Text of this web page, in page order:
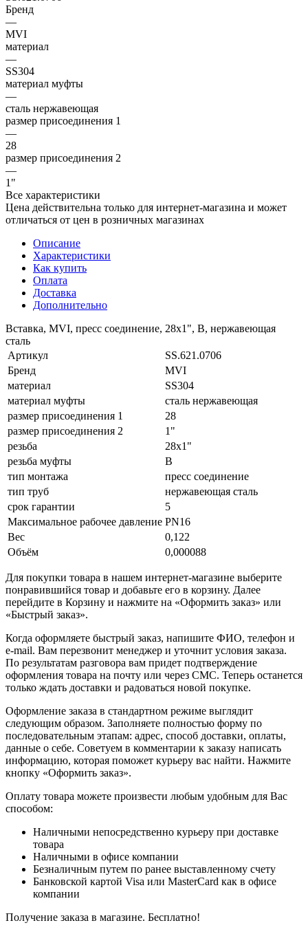
Бренд
—
MVI
материал
—
SS304
материал муфты
—
сталь нержавеющая
размер присоединения 1
—
28
размер присоединения 2
—
1"
Все характеристики
Цена действительна только для интернет-магазина и может
отличаться от цен в розничных магазинах
Описание
Характеристики
Как купить
Оплата
Доставка
Дополнительно
Вставка, MVI, пресс соединение, 28х1", В, нержавеющая
сталь
Артикул
SS.621.0706
Бренд
MVI
материал
SS304
материал муфты
сталь нержавеющая
размер присоединения 1
28
размер присоединения 2
1"
резьба
28х1"
резьба муфты
В
тип монтажа
пресс соединение
тип труб
нержавеющая сталь
срок гарантии
5
Максимальное рабочее давление PN16
Вес
0,122
Объём
0,000088
Для покупки товара в нашем интернет-магазине выберите
понравившийся товар и добавьте его в корзину. Далее
перейдите в Корзину и нажмите на «Оформить заказ» или
«Быстрый заказ».
Когда оформляете быстрый заказ, напишите ФИО, телефон и
e-mail. Вам перезвонит менеджер и уточнит условия заказа.
По результатам разговора вам придет подтверждение
оформления товара на почту или через СМС. Теперь останется
только ждать доставки и радоваться новой покупке.
Оформление заказа в стандартном режиме выглядит
следующим образом. Заполняете полностью форму по
последовательным этапам: адрес, способ доставки, оплаты,
данные о себе. Советуем в комментарии к заказу написать
информацию, которая поможет курьеру вас найти. Нажмите
кнопку «Оформить заказ».
Оплату товара можете произвести любым удобным для Вас
способом:
Наличными непосредственно курьеру при доставке
товара
Наличными в офисе компании
Безналичным путем по ранее выставленному счету
Банковской картой Visa или MasterCard как в офисе
компании
Получение заказа в магазине. Бесплатно!